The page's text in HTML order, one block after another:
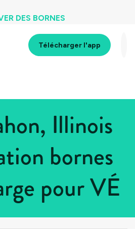
DES BORNES
Télécharger l'app
Illinois
bornes
pour VÉ
Unis > Illinois